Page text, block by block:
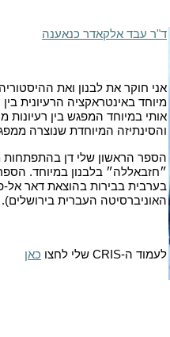
ד"ר עבד אלקאדר כנאענה
אני חוקר את לבנון ואת
מיוחד באינטראקציה הרעיונית
אותי במיוחד המפגש בין רעיונות
והסינתיזה המיוחדת שנוצרה
הספר הראשון שלי דן
״חזבאללה״ בלבנון במיוחד. הספר
בערבית בבירות בהוצאת דאר
האוניברסיטה העברית בירושלים).
לעמוד ה-CRIS שלי לחצו כאן